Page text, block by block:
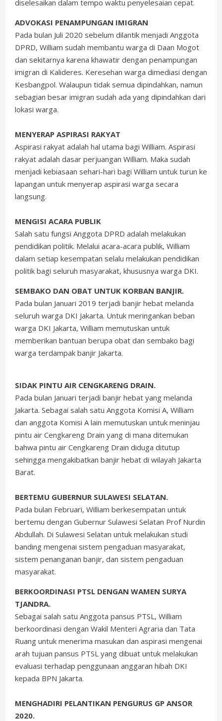
diselesaikan dalam tempo waktu penyelesaian cepat.
ADVOKASI PENAMPUNGAN IMIGRAN
Pada bulan Juli 2020 sebelum dilantik menjadi Anggota
DPRD, William sudah membantu warga di Daan Mogot
dan sekitarnya karena khawatir dengan penampungan
imigran di Kalideres. Keresehan warga dimediasi dengan
Kesbangpol. Walaupun tidak semua dipindahkan, namun
sebagian besar imigran sudah ada yang dipindahkan dari
lokasi warga.
MENYERAP ASPIRASI RAKYAT
Aspirasi rakyat adalah hal utama bagi William. Aspirasi
rakyat adalah dasar perjuangan William. Maka sudah
menjadi kebiasaan sehari-hari bagi William untuk turun ke
lapangan untuk menyerap aspirasi warga secara
langsung.
MENGISI ACARA PUBLIK
Salah satu fungsi Anggota DPRD adalah melakukan
pendidikan politik. Melalui acara-acara publik, William
dalam setiap kesempatan selalu melakukan pendidikan
politik bagi seluruh masyarakat, khususnya warga DKI.
SEMBAKO DAN OBAT UNTUK KORBAN BANJIR.
Pada bulan Januari 2019 terjadi banjir hebat melanda
seluruh warga DKI Jakarta. Untuk meringankan beban
warga DKI Jakarta, William memutuskan untuk
memberikan bantuan berupa obat dan sembako bagi
warga terdampak banjir Jakarta.
SIDAK PINTU AIR CENGKARENG DRAIN.
Pada bulan Januari terjadi banjir hebat yang melanda
Jakarta. Sebagai salah satu Anggota Komisi A, William
dan anggota Komisi A lain memutuskan untuk meninjau
pintu air Cengkareng Drain yang di mana ditemukan
bahwa pintu air Cengkareng Drain diduga ditutup
sehingga mengakibatkan banjir hebat di wilayah Jakarta
Barat.
BERTEMU GUBERNUR SULAWESI SELATAN.
Pada bulan Februari, William berkesempatan untuk
bertemu dengan Gubernur Sulawesi Selatan Prof Nurdin
Abdullah. Di Sulawesi Selatan untuk melakukan studi
banding mengenai sistem pengaduan masyarakat,
sistem penanganan banjir, dan sistem pengaduan
masyarakat.
BERKOORDINASI PTSL DENGAN WAMEN SURYA
TJANDRA.
Sebagai salah satu Anggota pansus PTSL, William
berkoordinasi dengan Wakil Menteri Agraria dan Tata
Ruang untuk menerima masukan dan aspirasi mengenai
arah tujuan pansus PTSL yang dibuat untuk melakukan
evaluasi terhadap penggunaan anggaran hibah DKI
kepada BPN Jakarta.
MENGHADIRI PELANTIKAN PENGURUS GP ANSOR
2020.